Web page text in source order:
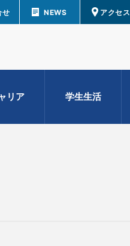
せ NEWS アクセス
リア 学生生活